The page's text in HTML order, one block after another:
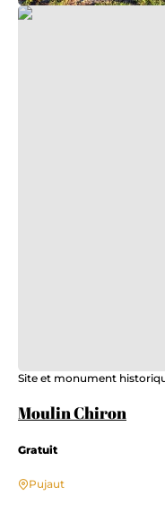
Moulin Chiron
Site et monument
Gratuit
Pujaut
Moulin Chiron